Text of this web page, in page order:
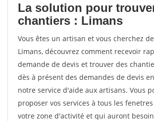
La solution pour
chantiers : Limans
Vous êtes un artisan et vous cherchez
Limans, découvrez comment recevoir
demande de devis et trouver des
dès à présent des demandes de devis
notre service d'aide aux artisans. Vous
proposer vos services à tous les
votre zone d'activité et qui auront